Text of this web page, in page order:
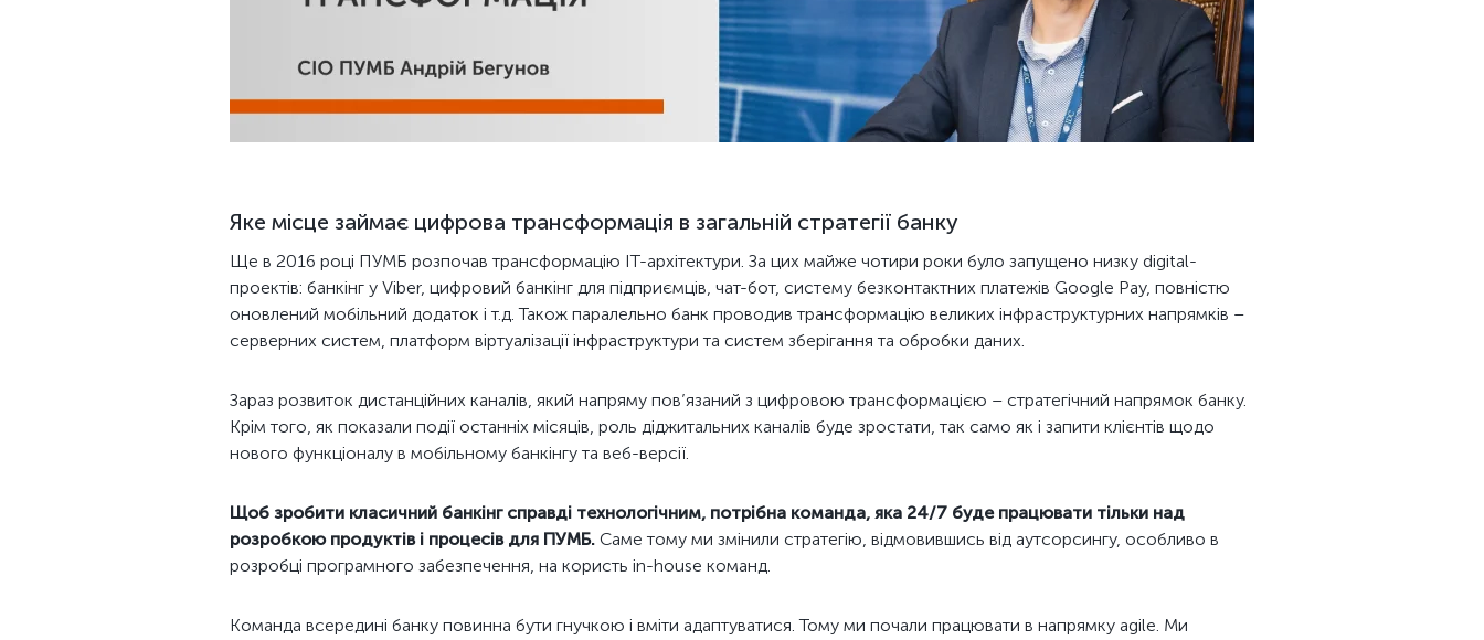
Яке місце займає цифрова трансформація в загальній стратегії банку
Ще в 2016 році ПУМБ розпочав трансформацію ІТ-архітектури. За цих майже чотири роки було запущено низку digital-
проектів: банкінг у Viber, цифровий банкінг для підприємців, чат-бот, систему безконтактних платежів Google Pay, повністю
оновлений мобільний додаток і т.д. Також паралельно банк проводив трансформацію великих інфраструктурних напрямків –
серверних систем, платформ віртуалізації інфраструктури та систем зберігання та обробки даних.
Зараз розвиток дистанційних каналів, який напряму пов’язаний з цифровою трансформацією – стратегічний напрямок банку.
Крім того, як показали події останніх місяців, роль діджитальних каналів буде зростати, так само як і запити клієнтів щодо
нового функціоналу в мобільному банкінгу та веб-версії.
Щоб зробити класичний банкінг справді технологічним, потрібна команда, яка 24/7 буде працювати тільки над
розробкою продуктів і процесів для ПУМБ. Саме тому ми змінили стратегію, відмовившись від аутсорсингу, особливо в
розробці програмного забезпечення, на користь in-house команд.
Команда всередині банку повинна бути гнучкою і вміти адаптуватися. Тому ми почали працювати в напрямку agile. Ми